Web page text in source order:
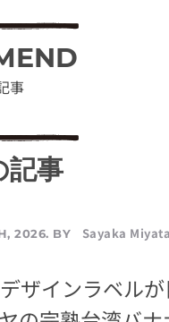
事
記事
2026. BY
Sayaka Miyata
デザインラベル